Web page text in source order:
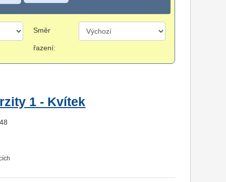
Směr
řazení:
1 - Kvítek